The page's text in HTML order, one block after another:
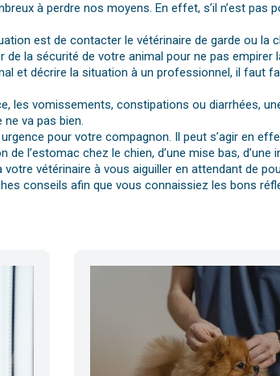
à perdre nos moyens. En effet, s’il n’est pas
est de contacter le vétérinaire de garde ou
la sécurité de votre animal pour ne pas empirer
et décrire la situation à un professionnel, il faut
les vomissements, constipations ou diarrhées,
va pas bien.
pour votre compagnon. Il peut s’agir en
l’estomac chez le chien, d’une mise bas,
vétérinaire à vous aiguiller en attendant de
conseils afin que vous connaissiez les bons